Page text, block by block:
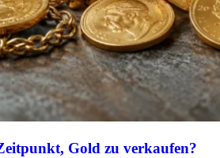
Gold zu verkaufen?